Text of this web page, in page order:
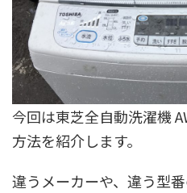
今回は東芝全自動洗濯機
方法を紹介します。
違うメーカーや、違う型